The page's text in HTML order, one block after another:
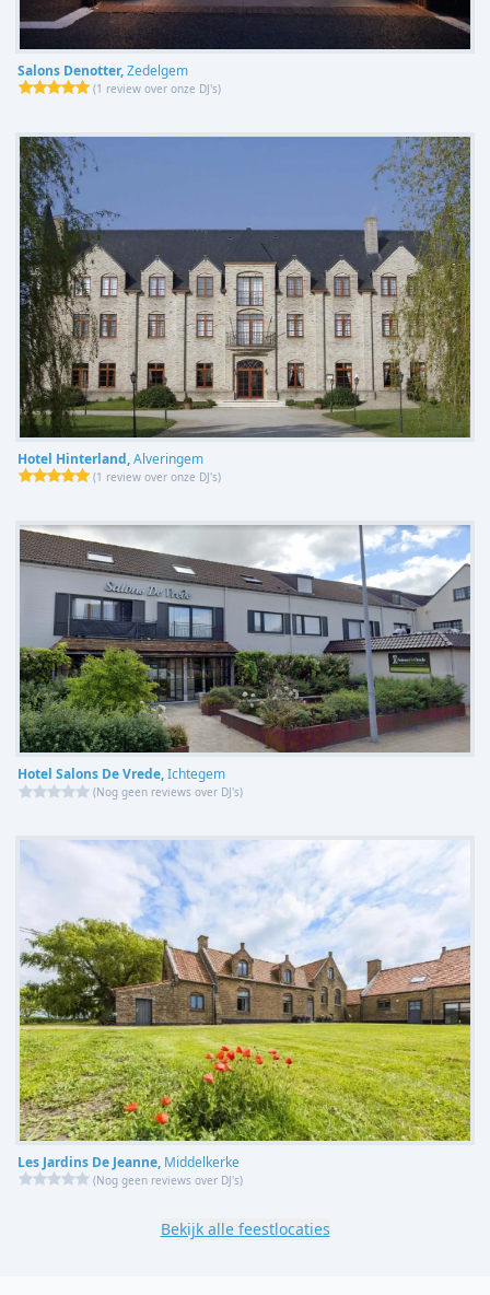
Salons Denotter,Zedelgem
(1 review over onze DJ's)
Hotel Hinterland,Alveringem
(1 review over onze DJ's)
Hotel Salons De Vrede,Ichtegem
(Nog geen reviews over DJ's)
Les Jardins De Jeanne, Middelkerke
(Nog geen reviews over DJ's)
Bekijk alle feestlocaties